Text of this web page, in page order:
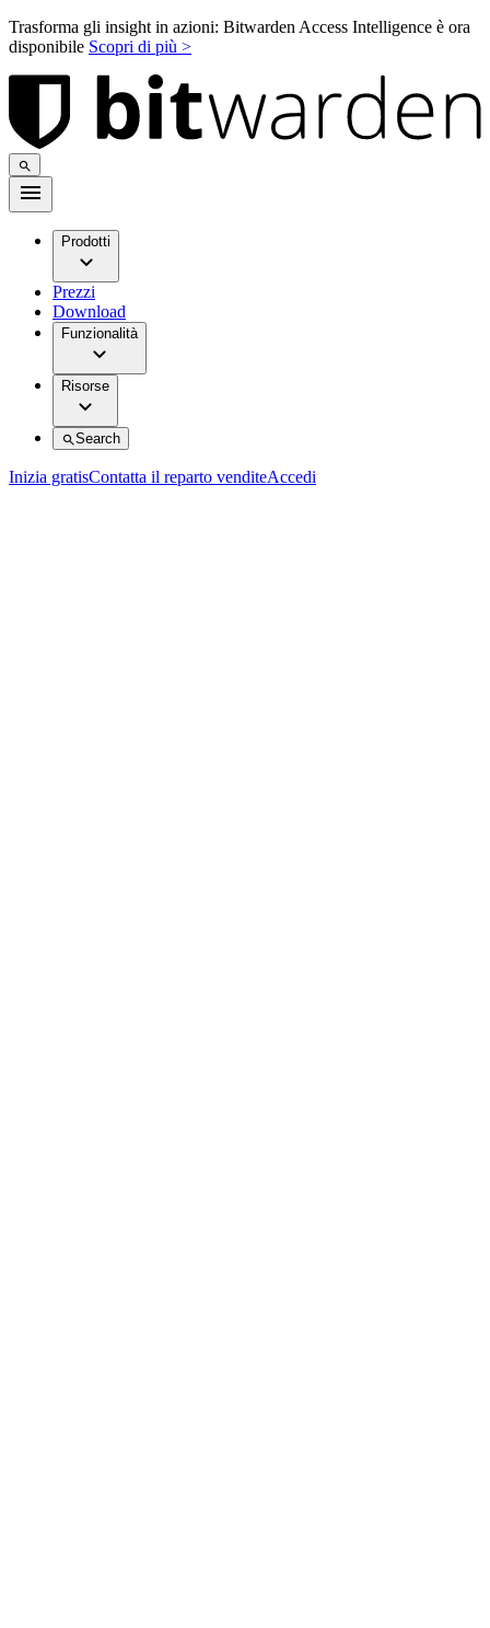
Trasforma gli insight in azioni: Bitwarden Access Intelligence è ora
disponibile Scopri di più >
Prodotti
Prezzi
Download
Funzionalità
Risorse
Search
Inizia gratisContatta il reparto venditeAccedi